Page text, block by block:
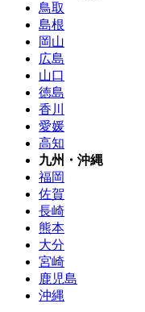
鳥取
島根
岡山
広島
山口
徳島
香川
愛媛
高知
九州・沖縄
福岡
佐賀
長崎
熊本
大分
宮崎
鹿児島
沖縄